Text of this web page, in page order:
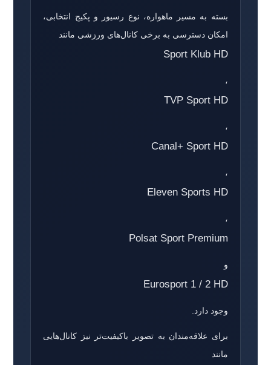
بسته به مسیر ماهواره، نوع رسیور و پکیج انتخابی،
امکان دسترسی به برخی کانال‌های ورزشی مانند
Sport Klub HD
،
TVP Sport HD
،
Canal+ Sport HD
،
Eleven Sports HD
،
Polsat Sport Premium
و
Eurosport 1 / 2 HD
وجود دارد.
برای علاقه‌مندان به تصویر باکیفیت‌تر نیز کانال‌هایی
مانند